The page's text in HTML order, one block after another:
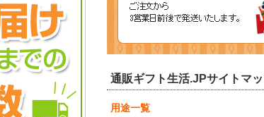
通販ギフト生活.JPサイトマ
用途一覧